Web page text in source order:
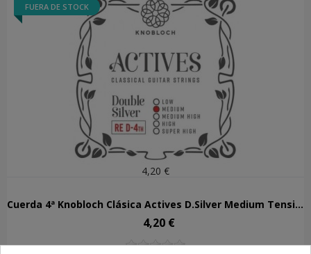
FUERA DE STOCK
4,20 €
Cuerda 4ª Knobloch Clásica Actives D.Silver Medium Tension 304ADS
Precio
4,20 €